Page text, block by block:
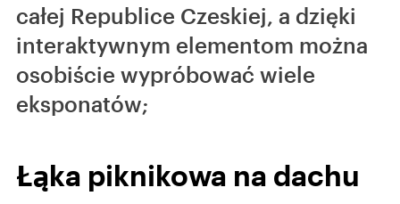
całej Republice Czeskiej, a dzięki
interaktywnym elementom można
osobiście wypróbować wiele
eksponatów;
Łąka piknikowa na dachu